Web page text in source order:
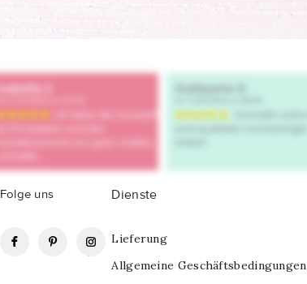
Folge uns
FacebookPinterestInstagram
Dienste
Lieferung
Allgemeine Geschäftsbedingungen